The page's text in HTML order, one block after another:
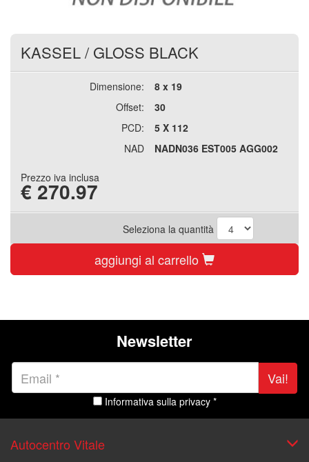
KASSEL/ GLOSS BLACK
Dimensione:
8 x 19
Offset:
30
PCD:
5 X 112
NAD
NADN036 EST005 AGG002
Prezzo iva inclusa
€ 270.97
Seleziona la quantità
aggiungi al carrello
Newsletter
Vai!
Informativa sulla privacy *
Autocentro Vitale